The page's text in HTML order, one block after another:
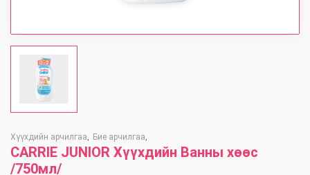
Хүүхдийн арчилгаа, Бие арчилгаа,
CARRIE JUNIOR Хүүхдийн Ванны хөөс
/750мл/